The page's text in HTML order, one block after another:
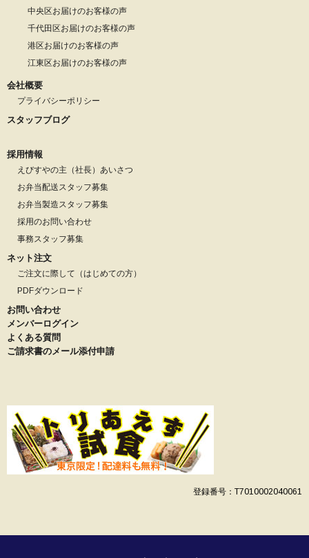
中央区お届けのお客様の声
千代田区お届けのお客様の声
港区お届けのお客様の声
江東区お届けのお客様の声
会社概要
プライバシーポリシー
スタッフブログ
採用情報
えびすやの主（社長）あいさつ
お弁当配送スタッフ募集
お弁当製造スタッフ募集
採用のお問い合わせ
事務スタッフ募集
ネット注文
ご注文に際して（はじめての方）
PDFダウンロード
お問い合わせ
メンバーログイン
よくある質問
ご請求書のメール添付申請
登録番号：T7010002040061